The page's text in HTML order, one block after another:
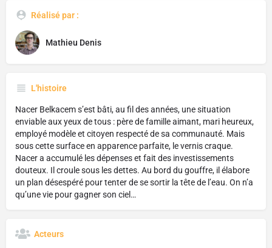
Réalisé par :
Mathieu Denis
L'histoire
Nacer Belkacem s’est bâti, au fil des années, une situation
enviable aux yeux de tous : père de famille aimant, mari heureux,
employé modèle et citoyen respecté de sa communauté. Mais
sous cette surface en apparence parfaite, le vernis craque.
Nacer a accumulé les dépenses et fait des investissements
douteux. Il croule sous les dettes. Au bord du gouffre, il élabore
un plan désespéré pour tenter de se sortir la tête de l’eau. On n’a
qu’une vie pour gagner son ciel…
Acteurs